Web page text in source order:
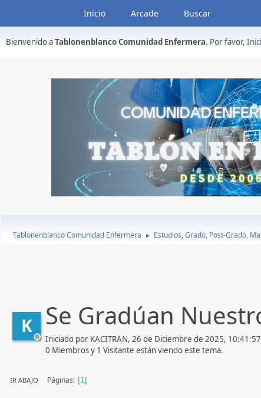
Inicio Arcade Buscar
Bienvenido aTablonenblanco Comunidad Enfermera. Por favor,
Tablonenblanco Comunidad Enfermera ► Estudios, Grado, Post-Grado,
K Se Gradúan
Iniciado por KACITRAN, 26 de Diciembre de 2025,
0 Miembros y 1 Visitante están viendo este tema.
IR ABAJO Páginas 1